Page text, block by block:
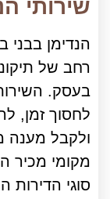
שירותי
הנדימן בבני
רחב של
בעסק.
לחסוך זמן,
ולקבל מענה
מקומי מכיר
סוגי הדירות